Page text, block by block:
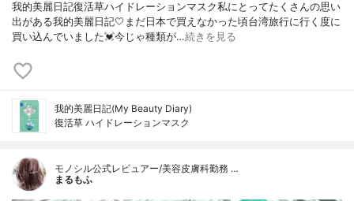
我的美麗日記復活草ハイドレーションマスク私にとってたくさんの思い
出がある我的美麗日記🤍まだ日本で買えなかった頃台湾旅行に行く度に
買い込んでいました💓今じゃ種類が…続きを見る
我的美麗日記(My Beauty Diary)
復活草 ハイドレーションマスク
モノシル公式レビュアー/美容皮膚科勤務 …
まるもふ